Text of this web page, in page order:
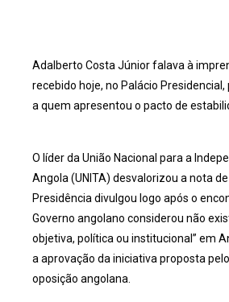
Adalberto Costa Júnior falava à
recebido hoje, no Palácio
a quem apresentou o pacto de
O líder da União Nacional para a
Angola (UNITA) desvalorizou a nota
Presidência divulgou logo após o
Governo angolano considerou não
objetiva, política ou institucional” em
a aprovação da iniciativa proposta
oposição angolana.